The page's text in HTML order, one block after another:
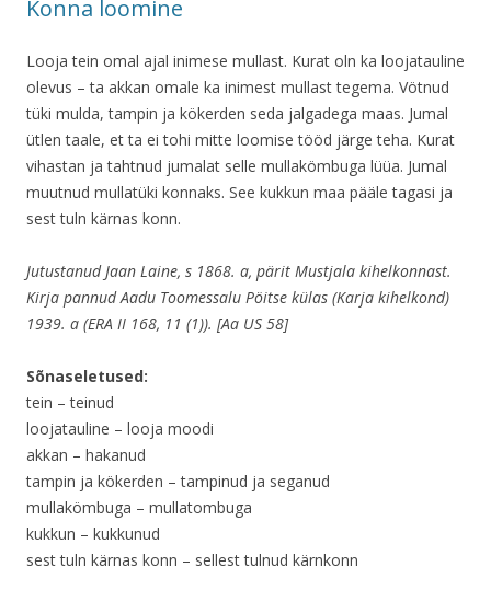
Konna loomine
Looja tein omal ajal inimese mullast. Kurat oln ka loojatauline
olevus – ta akkan omale ka inimest mullast tegema. Vötnud
tüki mulda, tampin ja kökerden seda jalgadega maas. Jumal
ütlen taale, et ta ei tohi mitte loomise tööd järge teha. Kurat
vihastan ja tahtnud jumalat selle mullakömbuga lüüa. Jumal
muutnud mullatüki konnaks. See kukkun maa pääle tagasi ja
sest tuln kärnas konn.
Jutustanud Jaan Laine, s 1868. a, pärit Mustjala kihelkonnast.
Kirja pannud Aadu Toomessalu Pöitse külas (Karja kihelkond)
1939. a (ERA II 168, 11 (1)). [Aa US 58]
Sõnaseletused:
tein – teinud
loojatauline – looja moodi
akkan – hakanud
tampin ja kökerden – tampinud ja seganud
mullakömbuga – mullatombuga
kukkun – kukkunud
sest tuln kärnas konn – sellest tulnud kärnkonn